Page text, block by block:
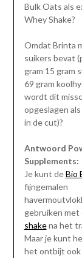
Bulk Oats als
Whey Shake?
Omdat Brinta
suikers bevat
gram 15 gram
69 gram
wordt dit
opgeslagen
in de cut)?
Antwoord
Supplements:
Je kunt deBio
fijngemalen
gebruiken met
shakena het
Maar je kunt
het ontbijt ook